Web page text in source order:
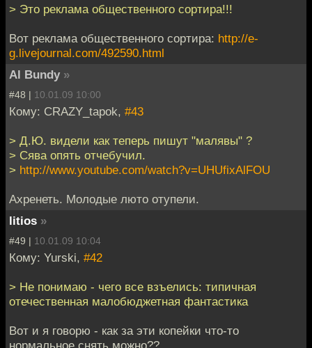
> Это реклама общественного сортира!!!
Вот реклама общественного сортира: http://e-
g.livejournal.com/492590.html
Al Bundy »
#48 | 10.01.09 10:00
Кому: CRAZY_tapok, #43
> Д.Ю. видели как теперь пишут "малявы" ?
> Сява опять отчебучил.
> http://www.youtube.com/watch?v=UHUfixAlFOU
Ахренеть. Молодые люто отупели.
litios »
#49 | 10.01.09 10:04
Кому: Yurski, #42
> Не понимаю - чего все взъелись: типичная
отечественная малобюджетная фантастика
Вот и я говорю - как за эти копейки что-то